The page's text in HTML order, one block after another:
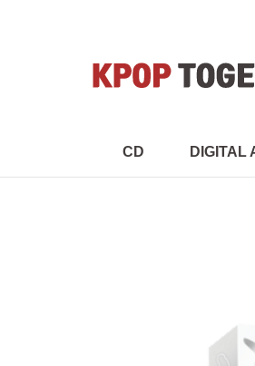
CD DIGITAL